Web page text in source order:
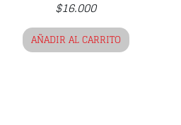
$16.000
AÑADIR AL CARRITO